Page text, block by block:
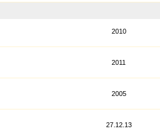
2010
2011
2005
27.12.13